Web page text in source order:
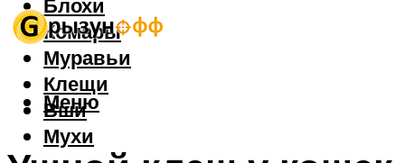
Блохи
Комары
Муравьи
Клещи
Вши
Мухи
Меню